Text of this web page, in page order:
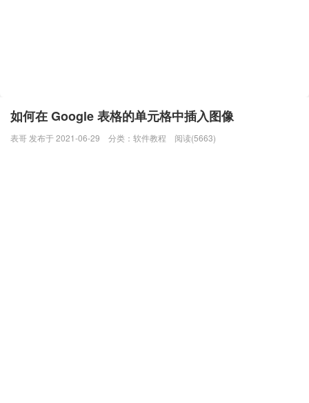
如何在 Google 表格的单元格中插入图像
表哥 发布于 2021-06-29 分类： 软件教程 阅读(5663)